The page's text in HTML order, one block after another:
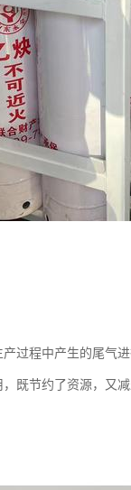
过程中产生的尾气
既节约了资源，又